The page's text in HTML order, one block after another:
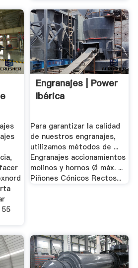
Engranajes | Power
Ibérica
Para garantizar la calidad
de nuestros engranajes,
utilizamos métodos de ...
Engranajes accionamientos
molinos y hornos Ø máx. ...
Piñones Cónicos Rectos...